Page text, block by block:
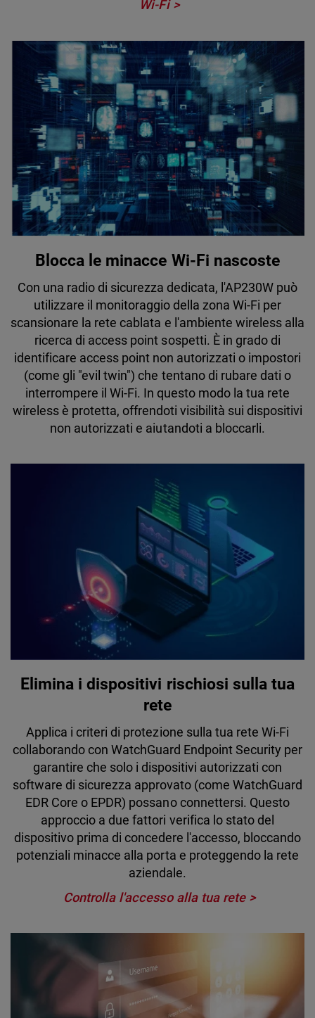
Wi-Fi
Blocca le minacce Wi-Fi nascoste
Con una radio di sicurezza dedicata, l'AP230W può
utilizzare il monitoraggio della zona Wi-Fi per
scansionare la rete cablata e l'ambiente wireless alla
ricerca di access point sospetti. È in grado di
identificare access point non autorizzati o impostori
(come gli "evil twin") che tentano di rubare dati o
interrompere il Wi-Fi. In questo modo la tua rete
wireless è protetta, offrendoti visibilità sui dispositivi
non autorizzati e aiutandoti a bloccarli.
Elimina i dispositivi rischiosi sulla tua
rete
Applica i criteri di protezione sulla tua rete Wi-Fi
collaborando con WatchGuard Endpoint Security per
garantire che solo i dispositivi autorizzati con
software di sicurezza approvato (come WatchGuard
EDR Core o EPDR) possano connettersi. Questo
approccio a due fattori verifica lo stato del
dispositivo prima di concedere l'accesso, bloccando
potenziali minacce alla porta e proteggendo la rete
aziendale.
Controlla l'accesso alla tua rete